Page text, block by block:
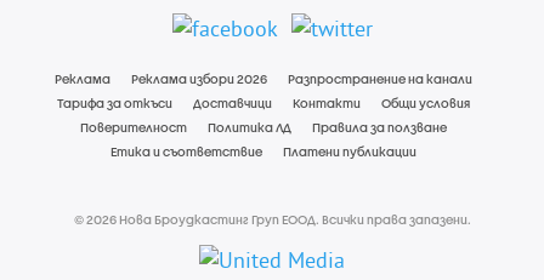
Реклама Реклама избори 2026
Разпространение на канали
Тарифа за откъси
Доставчици Контакти
Общи условия
Поверителност
Политика ЛД
Правила за ползване
Етика и съответствие
Платени публикации
© 2026 Нова Броудкастинг Груп ЕООД. Всички права запазени.